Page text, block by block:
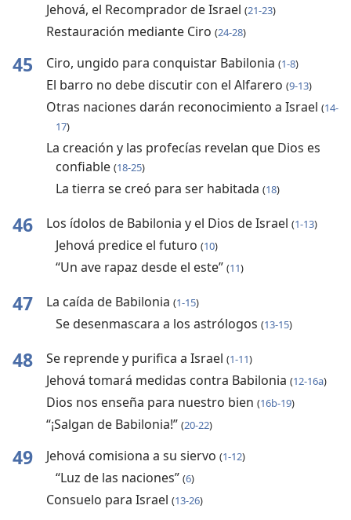
Jehová, el Recomprador de Israel (21-23)
Restauración mediante Ciro (24-28)
45 Ciro, ungido para conquistar Babilonia (1-8)
El barro no debe discutir con el Alfarero (9-13)
Otras naciones darán reconocimiento a Israel (14-
17)
La creación y las profecías revelan que Dios es
confiable (18-25)
La tierra se creó para ser habitada (18)
46 Los ídolos de Babilonia y el Dios de Israel (1-13)
Jehová predice el futuro (10)
“Un ave rapaz desde el este” (11)
47 La caída de Babilonia (1-15)
Se desenmascara a los astrólogos (13-15)
48 Se reprende y purifica a Israel (1-11)
Jehová tomará medidas contra Babilonia (12-16a)
Dios nos enseña para nuestro bien (16b-19)
“¡Salgan de Babilonia!” (20-22)
49 Jehová comisiona a su siervo (1-12)
“Luz de las naciones” (6)
Consuelo para Israel (13-26)